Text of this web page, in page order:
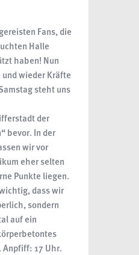
Fans, die
Halle
haben! Nun
wieder Kräfte
steht uns
der
bevor. In der
wir vor
eher selten
Punkte liegen.
dass wir
sondern
auf ein
17 Uhr.